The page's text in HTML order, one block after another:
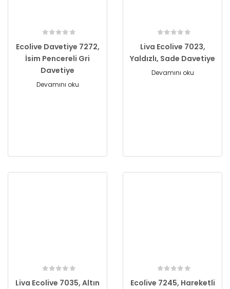
Ecolive Davetiye 7272,
İsim Pencereli Gri
Davetiye
Devamını oku
Liva Ecolive 7023,
Yaldızlı, Sade Davetiye
Devamını oku
Liva Ecolive 7035, Altın
Ecolive 7245, Hareketli